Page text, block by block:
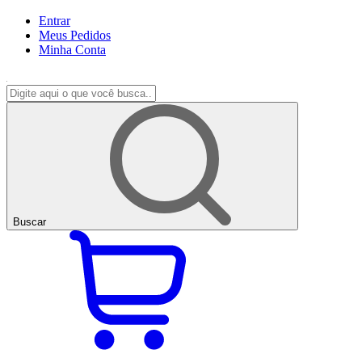
Entrar
Meus Pedidos
Minha Conta
Buscar